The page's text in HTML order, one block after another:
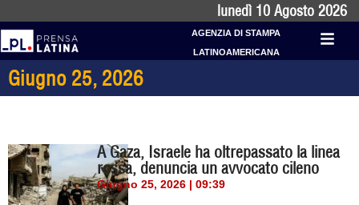
lunedì 10 Agosto 2026
AGENZIA DI STAMPA
LATINOAMERICANA
Giugno 25, 2026
A Gaza, Israele ha oltrepassato la linea
rossa, denuncia un avvocato cileno
Giugno 25, 2026 | 09:39